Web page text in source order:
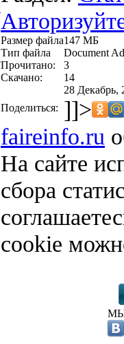
Размер файла147 МБ
Тип файла
Document
Прочитано:
3
Скачано:
14
28 Декабрь,
Поделиться: ]]>
faireinfo.ru
На сайте
сбора
cookie